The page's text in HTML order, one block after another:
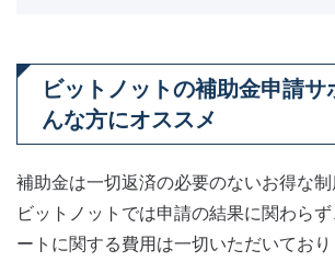
ビットノットの補助金申請サ
んな方にオススメ
補助金は一切返済の必要のないお得な制
ビットノットでは申請の結果に関わら
ートに関する費用は一切いただいており